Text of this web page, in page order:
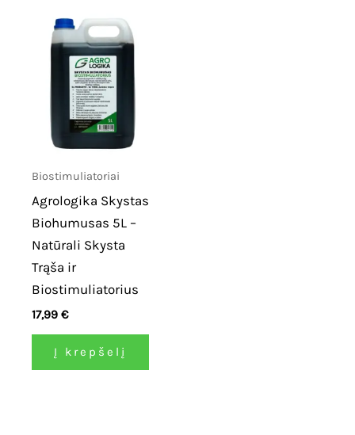
Biostimuliatoriai
Agrologika Skystas
Biohumusas 5L –
Natūrali Skysta
Trąša ir
Biostimuliatorius
17,99€
Į krepšelį